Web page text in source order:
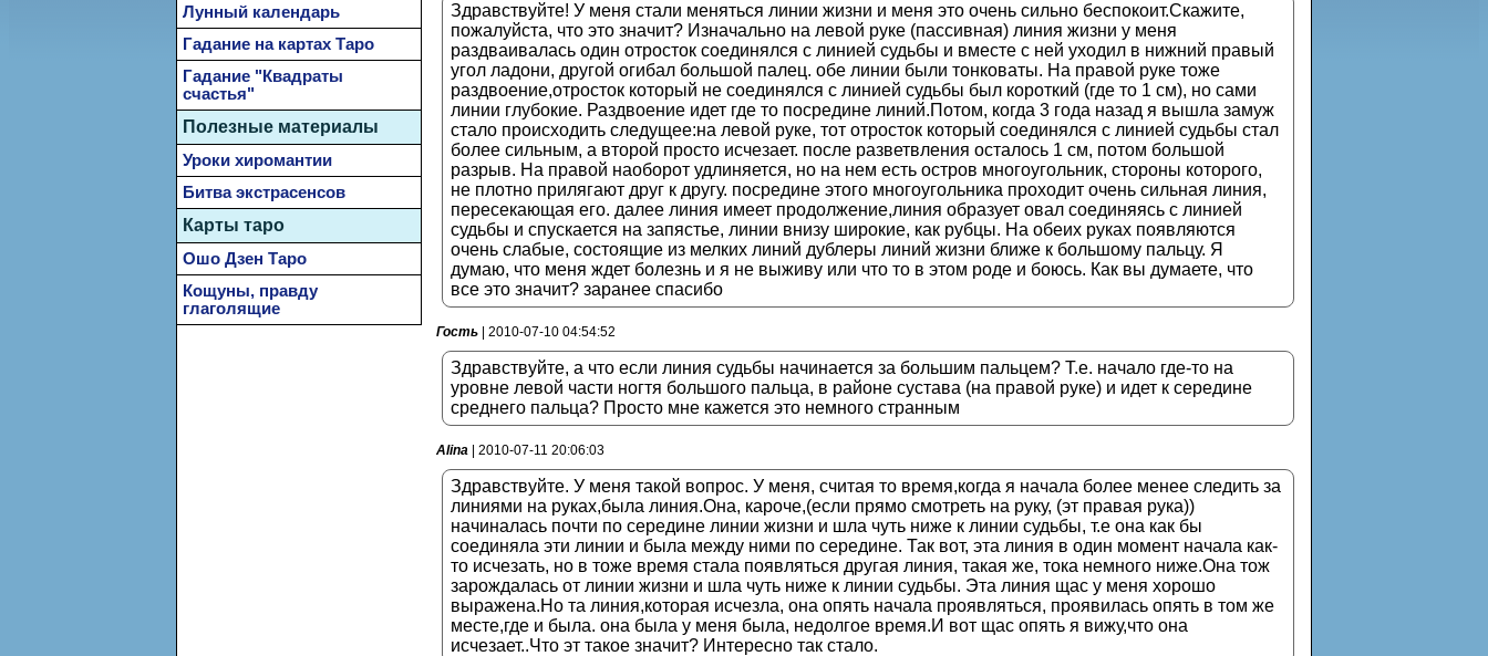
Здравствуйте! У меня стали меняться линии жизни и меня это очень сильно беспокоит.Скажите,
пожалуйста, что это значит? Изначально на левой руке (пассивная) линия жизни у меня
раздваивалась один отросток соединялся с линией судьбы и вместе с ней уходил в нижний правый
угол ладони, другой огибал большой палец. обе линии были тонковаты. На правой руке тоже
раздвоение,отросток который не соединялся с линией судьбы был короткий (где то 1 см), но сами
линии глубокие. Раздвоение идет где то посредине линий.Потом, когда 3 года назад я вышла замуж
стало происходить следущее:на левой руке, тот отросток который соединялся с линией судьбы стал
более сильным, а второй просто исчезает. после разветвления осталось 1 см, потом большой
разрыв. На правой наоборот удлиняется, но на нем есть остров многоугольник, стороны которого,
не плотно прилягают друг к другу. посредине этого многоугольника проходит очень сильная линия,
пересекающая его. далее линия имеет продолжение,линия образует овал соединяясь с линией
судьбы и спускается на запястье, линии внизу широкие, как рубцы. На обеих руках появляются
очень слабые, состоящие из мелких линий дублеры линий жизни ближе к большому пальцу. Я
думаю, что меня ждет болезнь и я не выживу или что то в этом роде и боюсь. Как вы думаете, что
все это значит? заранее спасибо
Гость | 2010-07-10 04:54:52
Здравствуйте, а что если линия судьбы начинается за большим пальцем? Т.е. начало где-то на
уровне левой части ногтя большого пальца, в районе сустава (на правой руке) и идет к середине
среднего пальца? Просто мне кажется это немного странным
Alina | 2010-07-11 20:06:03
Здравствуйте. У меня такой вопрос. У меня, считая то время,когда я начала более менее следить за
линиями на руках,была линия.Она, кароче,(если прямо смотреть на руку, (эт правая рука))
начиналась почти по середине линии жизни и шла чуть ниже к линии судьбы, т.е она как бы
соединяла эти линии и была между ними по середине. Так вот, эта линия в один момент начала как-
то исчезать, но в тоже время стала появляться другая линия, такая же, тока немного ниже.Она тож
зарождалась от линии жизни и шла чуть ниже к линии судьбы. Эта линия щас у меня хорошо
выражена.Но та линия,которая исчезла, она опять начала проявляться, проявилась опять в том же
месте,где и была. она была у меня была, недолгое время.И вот щас опять я вижу,что она
исчезает..Что эт такое значит? Интересно так стало.
Лунный календарь
Гадание на картах Таро
Гадание "Квадраты
счастья"
Полезные материалы
Уроки хиромантии
Битва экстрасенсов
Карты таро
Ошо Дзен Таро
Кощуны, правду
глаголящие